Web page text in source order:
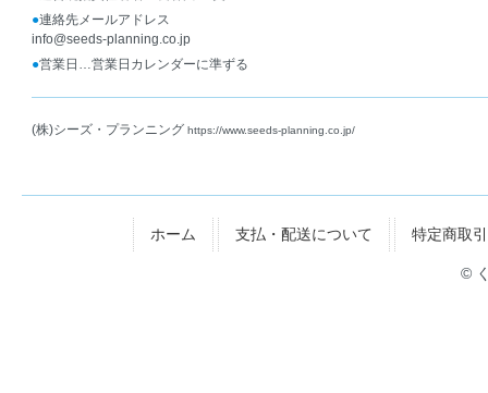
●連絡先メールアドレス
info@seeds-planning.co.jp
●営業日…営業日カレンダーに準ずる
(株)シーズ・プランニング https://www.seeds-planning.co.jp/
ホーム 支払・配送について 特定商取
©